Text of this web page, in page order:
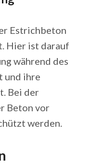
Estrichbeton
Hier ist darauf
während des
und ihre
Bei der
Beton vor
werden.